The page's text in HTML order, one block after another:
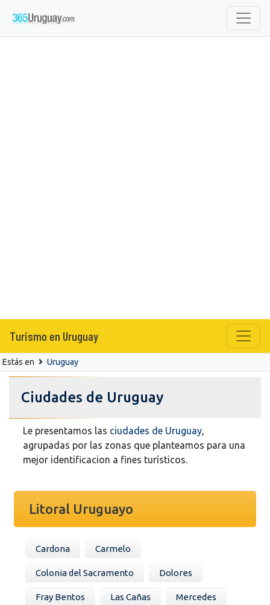
Turismo en Uruguay
Estás en Uruguay
Ciudades de Uruguay
Le presentamos las ciudades de Uruguay,
agrupadas por las zonas que planteamos para una
mejor identificacion a fines turísticos.
Litoral Uruguayo
Cardona Carmelo
Colonia del Sacramento Dolores
Fray Bentos Las Cañas Mercedes